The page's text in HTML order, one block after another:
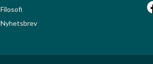
Filosofi
Nyhetsbrev